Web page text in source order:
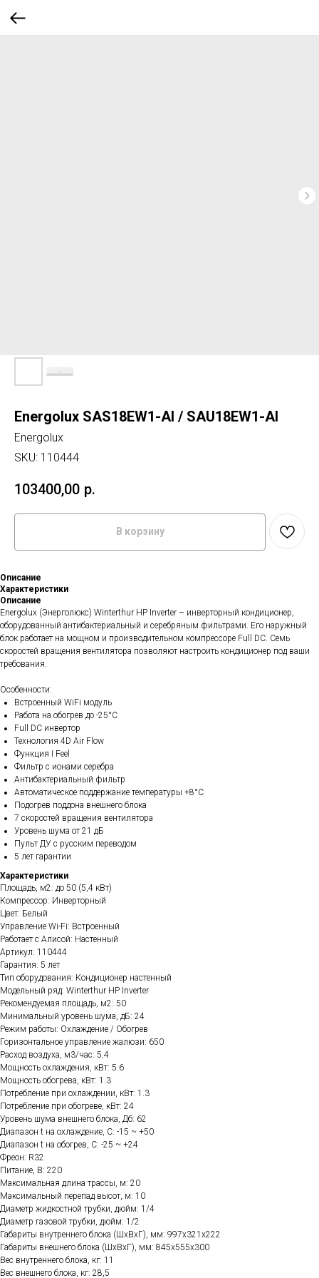
Energolux SAS18EW1-AI / SAU18EW1-AI
Energolux
SKU: 110444
103400,00 р.
В корзину
Описание
Характеристики
Описание
Energolux (Энерголюкс) Winterthur HP Inverter – инверторный кондиционер,
оборудованный антибактериальный и серебряным фильтрами. Его наружный
блок работает на мощном и производительном компрессоре Full DC. Семь
скоростей вращения вентилятора позволяют настроить кондиционер под ваши
требования.
Особенности:
Встроенный WiFi модуль
Работа на обогрев до -25°С
Full DC инвертор
Технология 4D Air Flow
Функция I Feel
Фильтр с ионами серебра
Антибактериальный фильтр
Автоматическое поддержание температуры +8°С
Подогрев поддона внешнего блока
7 скоростей вращения вентилятора
Уровень шума от 21 дБ
Пульт ДУ с русским переводом
5 лет гарантии
Характеристики
Площадь, м2: до 50 (5,4 кВт)
Компрессор: Инверторный
Цвет: Белый
Управление Wi-Fi: Встроенный
Работает с Алисой: Настенный
Артикул: 110444
Гарантия: 5 лет
Тип оборудования: Кондиционер настенный
Модельный ряд: Winterthur HP Inverter
Рекомендуемая площадь, м2: 50
Минимальный уровень шума, дБ: 24
Режим работы: Охлаждение / Обогрев
Горизонтальное управление жалюзи: 650
Расход воздуха, м3/час: 5.4
Мощность охлаждения, кВт: 5.6
Мощность обогрева, кВт: 1.3
Потребление при охлаждении, кВт: 1.3
Потребление при обогреве, кВт: 24
Уровень шума внешнего блока, Дб: 62
Диапазон t на охлаждение, C: -15 ~ +50
Диапазон t на обогрев, C: -25 ~ +24
Фреон: R32
Питание, В: 220
Максимальная длина трассы, м: 20
Максимальный перепад высот, м: 10
Диаметр жидкостной трубки, дюйм: 1/4
Диаметр газовой трубки, дюйм: 1/2
Габариты внутреннего блока (ШхВхГ), мм: 997x321x222
Габариты внешнего блока (ШхВхГ), мм: 845x555x300
Вес внутреннего блока, кг: 11
Вес внешнего блока, кг: 28,5